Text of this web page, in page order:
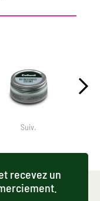
Suiv.
recevez un